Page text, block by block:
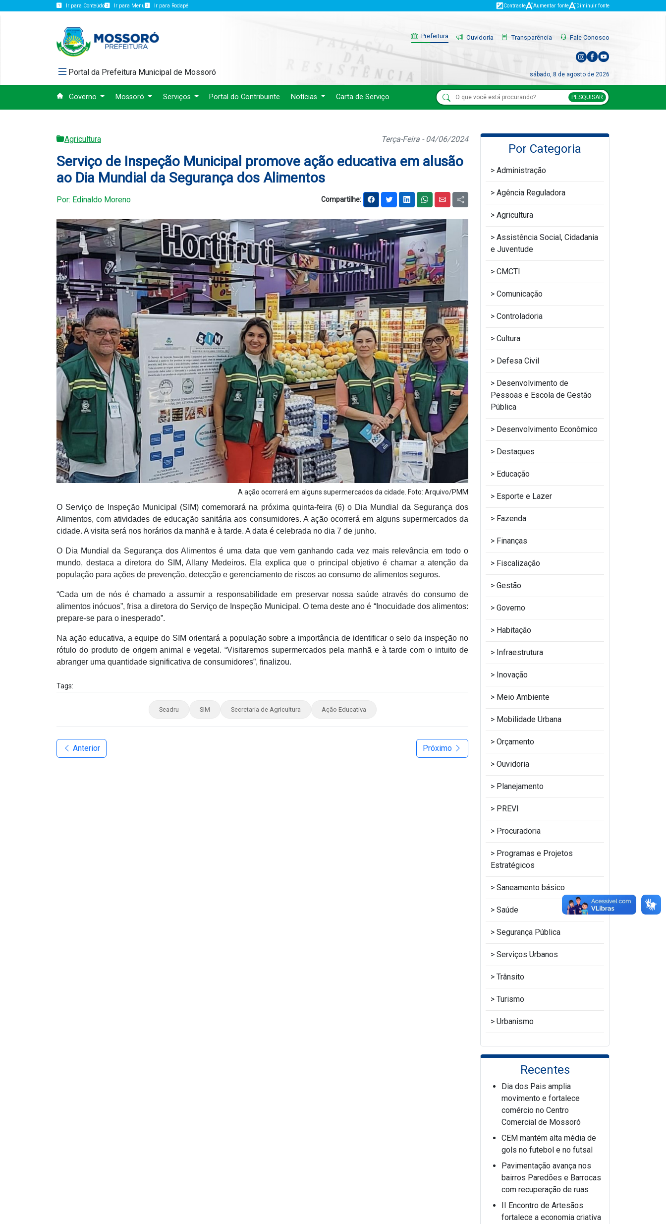
Ir para Conteúdo Ir para Menu Ir para Rodapé Contraste Aumentar fonte Diminuir fonte
Portal da Prefeitura Municipal de Mossoró
Prefeitura Ouvidoria Transparência Fale Conosco
sábado, 8 de agosto de 2026
Governo Mossoró Serviços Portal do Contribuinte Notícias Carta de Serviço PESQUISAR
Agricultura Terça-Feira - 04/06/2024
Serviço de Inspeção Municipal promove ação educativa em alusão
ao Dia Mundial da Segurança dos Alimentos
Por: Edinaldo Moreno Compartilhe:
A ação ocorrerá em alguns supermercados da cidade. Foto: Arquivo/PMM
O Serviço de Inspeção Municipal (SIM) comemorará na próxima quinta-feira (6) o Dia Mundial da Segurança dos
Alimentos, com atividades de educação sanitária aos consumidores. A ação ocorrerá em alguns supermercados da
cidade. A visita será nos horários da manhã e à tarde. A data é celebrada no dia 7 de junho.
O Dia Mundial da Segurança dos Alimentos é uma data que vem ganhando cada vez mais relevância em todo o
mundo, destaca a diretora do SIM, Allany Medeiros. Ela explica que o principal objetivo é chamar a atenção da
população para ações de prevenção, detecção e gerenciamento de riscos ao consumo de alimentos seguros.
“Cada um de nós é chamado a assumir a responsabilidade em preservar nossa saúde através do consumo de
alimentos inócuos”, frisa a diretora do Serviço de Inspeção Municipal. O tema deste ano é “Inocuidade dos alimentos:
prepare-se para o inesperado”.
Na ação educativa, a equipe do SIM orientará a população sobre a importância de identificar o selo da inspeção no
rótulo do produto de origem animal e vegetal. “Visitaremos supermercados pela manhã e à tarde com o intuito de
abranger uma quantidade significativa de consumidores”, finalizou.
Tags:
Seadru SIM Secretaria de Agricultura Ação Educativa
Anterior Próximo
Por Categoria
Administração
Agência Reguladora
Agricultura
Assistência Social, Cidadania
e Juventude
CMCTI
Comunicação
Controladoria
Cultura
Defesa Civil
Desenvolvimento de
Pessoas e Escola de Gestão
Pública
Desenvolvimento Econômico
Destaques
Educação
Esporte e Lazer
Fazenda
Finanças
Fiscalização
Gestão
Governo
Habitação
Infraestrutura
Inovação
Meio Ambiente
Mobilidade Urbana
Orçamento
Ouvidoria
Planejamento
PREVI
Procuradoria
Programas e Projetos
Estratégicos
Saneamento básico
Saúde
Segurança Pública
Serviços Urbanos
Trânsito
Turismo
Urbanismo
Recentes
Dia dos Pais amplia
movimento e fortalece
comércio no Centro
Comercial de Mossoró
CEM mantém alta média de
gols no futebol e no futsal
Pavimentação avança nos
bairros Paredões e Barrocas
com recuperação de ruas
II Encontro de Artesãos
fortalece a economia criativa